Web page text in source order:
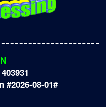
403931
#2026-08-01#